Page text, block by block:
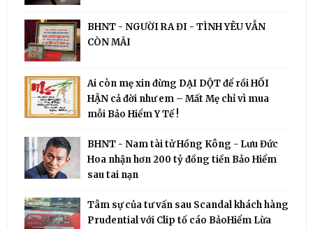
BHNT - NGƯỜI RA ĐI - TÌNH YÊU VẪN
CÒN MÃI
Ai còn mẹ xin đừng DẠI DỘT để rồi HỐI
HẬN cả đời như em – Mất Mẹ chỉ vì mua
mỗi Bảo Hiểm Y Tế !
BHNT - Nam tài tử Hồng Kông - Lưu Đức
Hoa nhận hơn 200 tỷ đồng tiền Bảo Hiểm
sau tai nạn
Tâm sự của tư vấn sau Scandal khách hàng
Prudential với Clip tố cáo BảoHiểm Lừa